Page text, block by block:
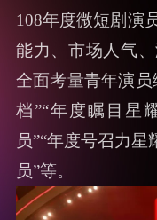
108年度微短剧演
能力、市场人气
全面考量青年演
档”“年度瞩目星
员”“年度号召力星
员”等。